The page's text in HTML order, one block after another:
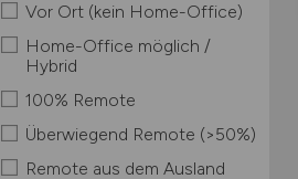
Vor Ort (kein Home-Office)
Home-Office möglich /
Hybrid
100% Remote
Überwiegend Remote (>50%)
Remote aus dem Ausland